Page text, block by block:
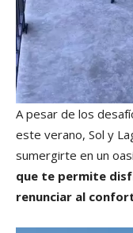
A pesar de los
este verano, Sol y
sumergirte en un
que te permite
renunciar al